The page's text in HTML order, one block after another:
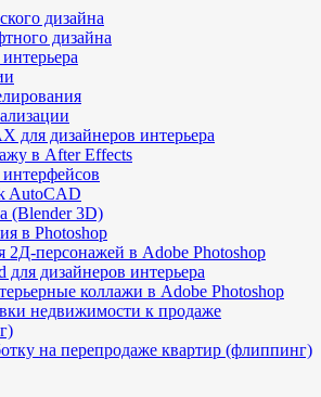
дизайна
дизайна
для дизайнеров интерьера
в After Effects
AutoCAD
(Blender 3D)
в Photoshop
2Д-персонажей в Adobe Photoshop
дизайнеров интерьера
коллажи в Adobe Photoshop
недвижимости к продаже
на перепродаже квартир (флиппинг)